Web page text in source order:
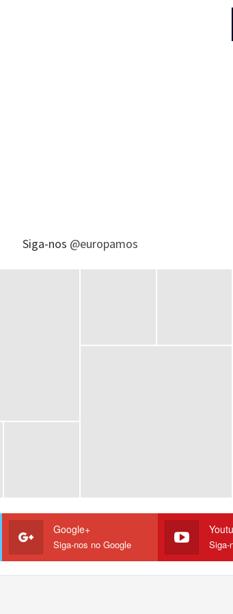
Siga-nos @europamos
Google+
Siga-nos no Google Siga-